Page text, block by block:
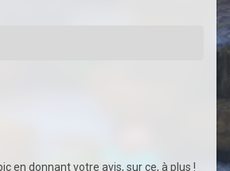
en donnant votre avis, sur ce, à plus !